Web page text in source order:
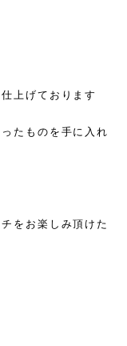
上げております
たものを手に入れ
をお楽しみ頂けた